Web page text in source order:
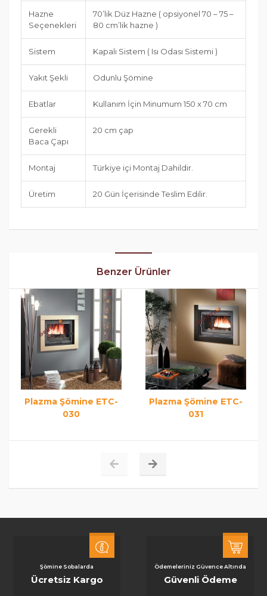
Hazne
Seçenekleri
70’lik Düz Hazne ( opsiyonel 70 – 75 –
80 cm’lik hazne )
Sistem Kapalı Sistem ( Isı Odası Sistemi )
Yakıt Şekli Odunlu Şömine
Ebatlar Kullanım İçin Minumum 150 x 70 cm
Gerekli
Baca Çapı
20 cm çap
Montaj Türkiye içi Montaj Dahildir.
Üretim 20 Gün İçerisinde Teslim Edilir.
Benzer Ürünler
Plazma Şömine ETC-
030
Plazma Şömine ETC-
031
Şömine Sobalarda
Ücretsiz Kargo
Ödemeleriniz Güvence Altında
Güvenli Ödeme